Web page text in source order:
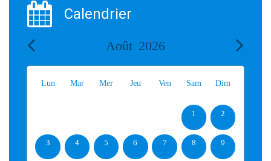
Calendrier
Août 2026
Lun Mar Mer Jeu Ven Sam Dim
1 2
3 4 5 6 7 8 9